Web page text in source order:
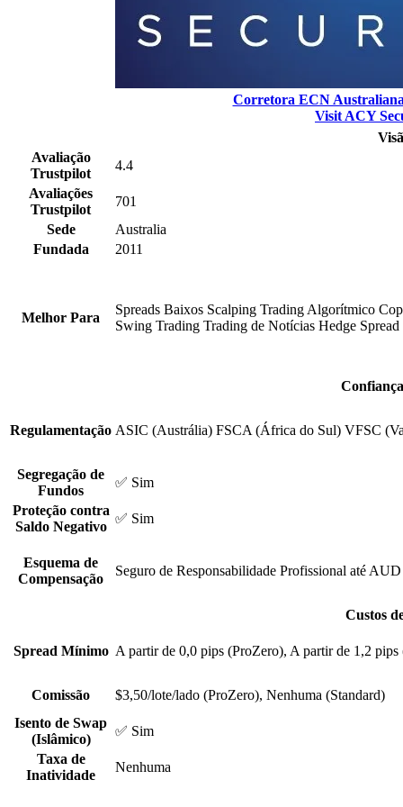
Securities
Markets
Comparação
Corretora ECN
Visit ACY
Avaliação
Trustpilot
4.4
Avaliações
Trustpilot
701
Sede
Australia
Fundada
2011
Melhor Para
Spreads Baixos Scalping Trading Algorítmico
Swing Trading Trading de Notícias Hedge
Regulamentação ASIC (Austrália) FSCA (África do Sul) VFSC
Segregação de
Fundos
✅ Sim
Proteção contra
Saldo Negativo
✅ Sim
Esquema de
Compensação
Seguro de Responsabilidade Profissional até
Custos
Spread Mínimo A partir de 0,0 pips (ProZero), A partir de 1,2 pips
Comissão
$3,50/lote/lado (ProZero), Nenhuma (Standard)
Isento de Swap
(Islâmico)
✅ Sim
Taxa de
Inatividade
Nenhuma